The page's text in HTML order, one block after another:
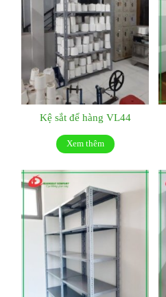
Kệ sắt để hàng VL44
Xem thêm